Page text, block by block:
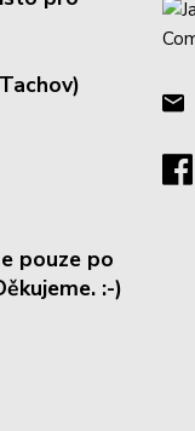
Tachov)
pouze po
:-)